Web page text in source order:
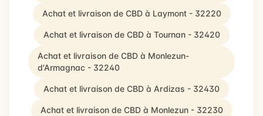
Achat et livraison de CBD à Laymont - 32220
Achat et livraison de CBD à Tournan - 32420
Achat et livraison de CBD à Monlezun-
d'Armagnac - 32240
Achat et livraison de CBD à Ardizas - 32430
Achat et livraison de CBD à Monlezun - 32230